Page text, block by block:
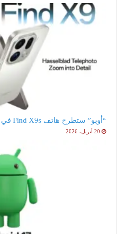
“أوبو” ستطرح هاتف Find X9s في الأسواق العالمية
20 أبريل، 2026